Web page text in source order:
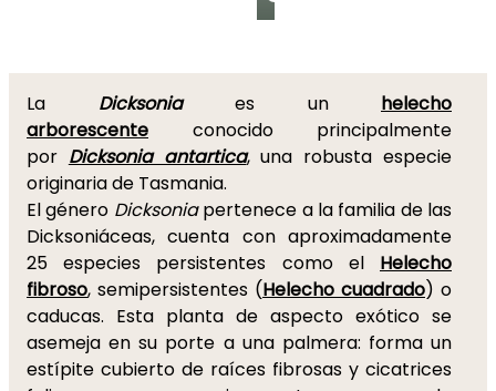
La Dicksoniaes un helecho
arborescente conocido principalmente
por Dicksonia antartica, una robusta especie
originaria de Tasmania.
El género Dicksoniapertenece a la familia de las
Dicksoniáceas, cuenta con aproximadamente
25 especies persistentes como el Helecho
fibroso, semipersistentes (Helecho cuadrado) o
caducas. Esta planta de aspecto exótico se
asemeja en su porte a una palmera: forma un
estípite cubierto de raíces fibrosas y cicatrices